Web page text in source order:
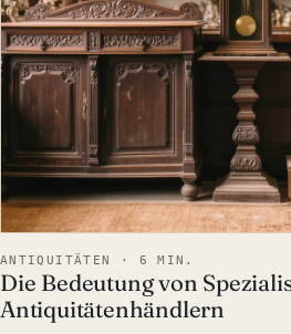
ANTIQUITÄTEN · 6 MIN.
Die Bedeutung von
Antiquitätenhändlern